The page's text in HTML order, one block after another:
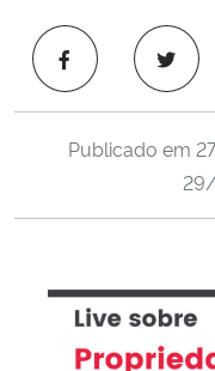
Ministério da Educação
Ministério da Ciência,
Ministério do Meio Ambiente
Publicado em